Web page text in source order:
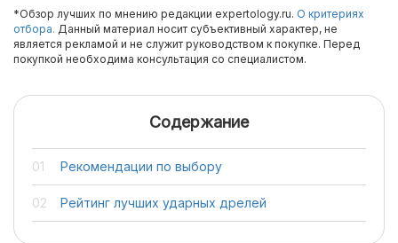
*Обзор лучших по мнению редакции expertology.ru. О критериях
отбора. Данный материал носит субъективный характер, не
является рекламой и не служит руководством к покупке. Перед
покупкой необходима консультация со специалистом.
Содержание
Рекомендации по выбору
Рейтинг лучших ударных дрелей